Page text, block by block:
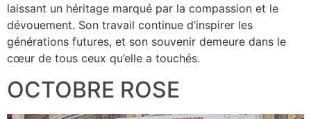
laissant un héritage marqué par la compassion et le
dévouement. Son travail continue d’inspirer les
générations futures, et son souvenir demeure dans le
cœur de tous ceux qu’elle a touchés.
OCTOBRE ROSE